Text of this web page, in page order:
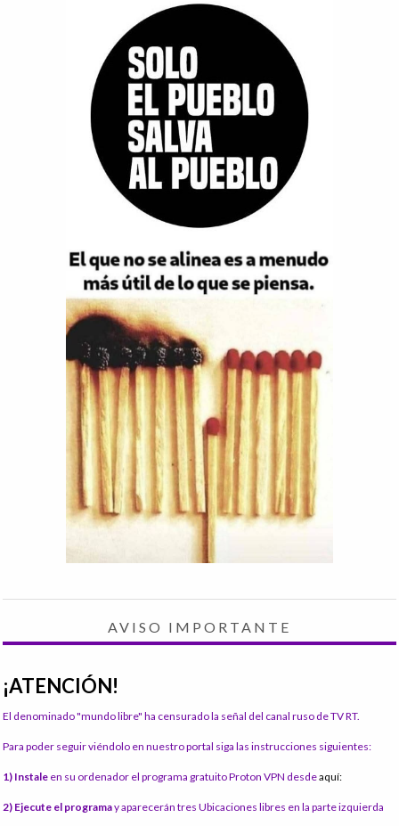
AVISO IMPORTANTE
¡ATENCIÓN!
El denominado "mundo libre" ha censurado la señal del canal ruso de TV RT.
Para poder seguir viéndolo en nuestro portal siga las instrucciones siguientes:
1) Instale en su ordenador el programa gratuito Proton VPN desdeaquí:
2) Ejecute el programay aparecerán tres Ubicaciones libres en la parte izquierda